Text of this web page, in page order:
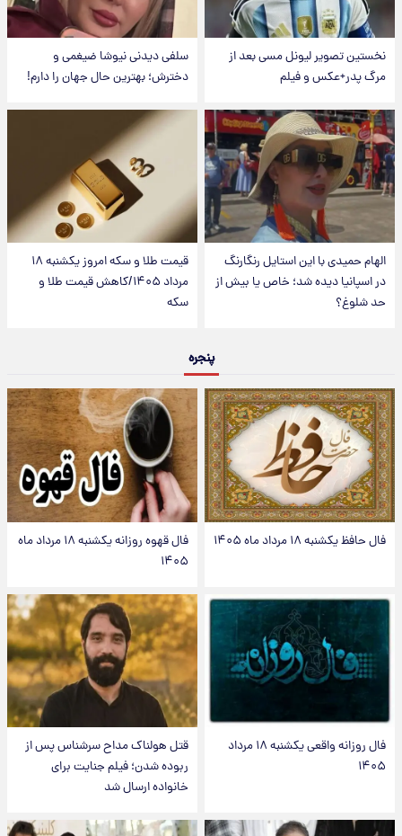
نخستین تصویر لیونل مسی بعد از
مرگ پدر+عکس و فیلم
سلفی دیدنی نیوشا ضیغمی و
دخترش؛ بهترین حال جهان را دارم!
الهام حمیدی با این استایل رنگارنگ
در اسپانیا دیده شد؛ خاص یا بیش از
حد شلوغ؟
قیمت طلا و سکه امروز یکشنبه ۱۸
مرداد ۱۴۰۵/کاهش قیمت طلا و
سکه
پنجره
فال حافظ یکشنبه ۱۸ مرداد ماه ۱۴۰۵
فال قهوه روزانه یکشنبه ۱۸ مرداد ماه
۱۴۰۵
فال روزانه واقعی یکشنبه ۱۸ مرداد
۱۴۰۵
قتل هولناک مداح سرشناس پس از
ربوده شدن؛ فیلم جنایت برای
خانواده ارسال شد